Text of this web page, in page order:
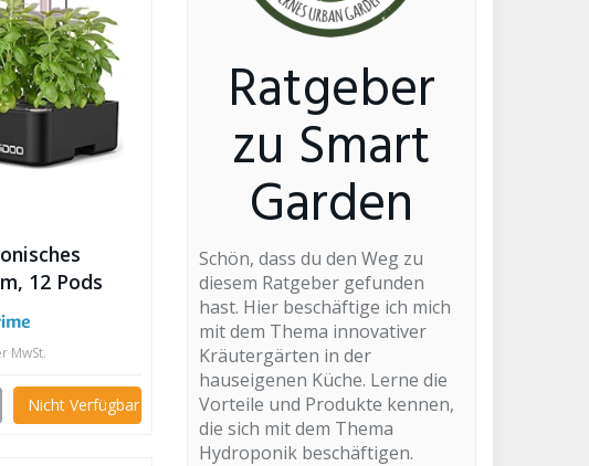
12 Pods
MwSt.
Nicht Verfügbar
Ratgeber
zu Smart
Garden
Schön, dass du den Weg zu
diesem Ratgeber gefunden
hast. Hier beschäftige ich mich
mit dem Thema innovativer
Kräutergärten in der
hauseigenen Küche. Lerne die
Vorteile und Produkte kennen,
die sich mit dem Thema
Hydroponik beschäftigen.